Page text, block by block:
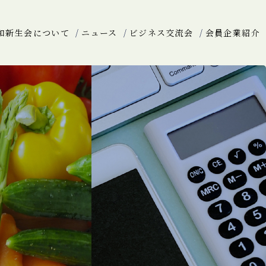
新生会について ニュース ビジネス交流会 会員企業紹介